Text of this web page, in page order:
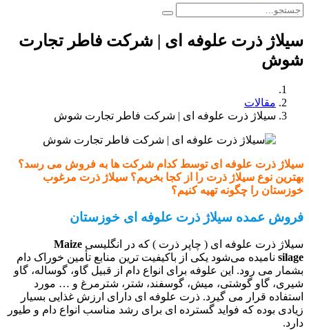
سیلاژ ذرت علوفه ای | شرکت فاطر تجارت
شوش
مقالات
سیلاژ ذرت علوفه ای | شرکت فاطر تجارت شوش
سیلاژ ذرت علوفه ای توسط کدام شرکت ها به فروش می رسد؟
بهترین نوع سیلاژ ذرت را از کجا بخریم؟ سیلاژ ذرت مرغوب
خوزستان را چگونه تهیه کنیم؟
فروش عمده سیلاژ ذرت علوفه ای خوزستان
سیلاژ ذرت علوفه ای ( چاپر ذرت ) که در انگلیسی Maize
silage نامیده می‌شود یکی از باکیفیت ترین منابع تأمین خوراک دام
بشمار می رود. این علوفه برای انواع دام از قبیل گاو، گوساله، گاو
شیری، گاو گوشتی، میش، گوسفند، شتر، شترمرغ و … مورد
استفاده قرار می گیرد. ذرت علوفه ای دارای ارزش غذایی بسیار
زیادی بوده که فواید گسترده ای برای رشد مناسب انواع دام و طیور
دارد.